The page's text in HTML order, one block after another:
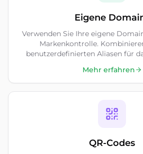
Eigene
Verwenden Sie Ihre eigene
Markenkontrolle.
benutzerdefinierten Aliasen für
Mehr erfahren
QR-Codes